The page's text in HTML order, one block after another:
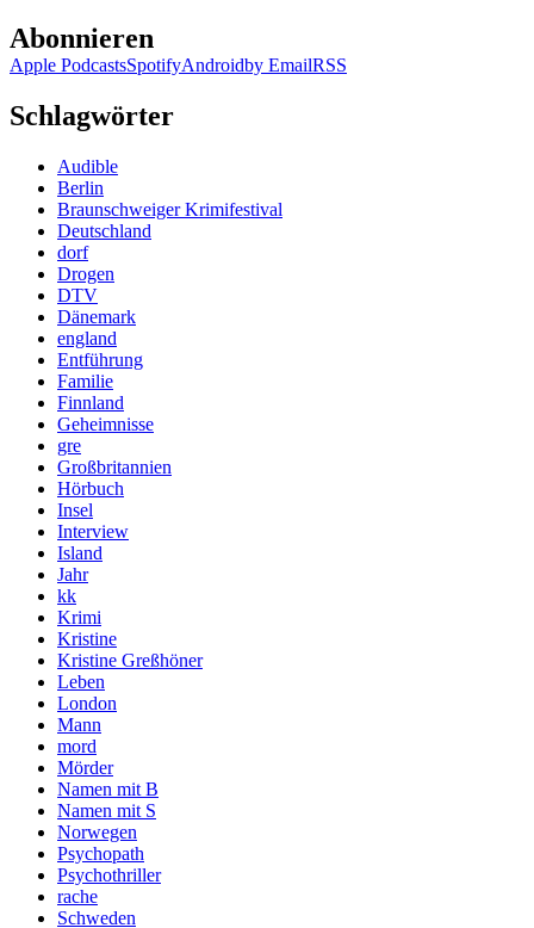
Abonnieren
Apple PodcastsSpotifyAndroidby EmailRSS
Schlagwörter
Audible
Berlin
Braunschweiger Krimifestival
Deutschland
dorf
Drogen
DTV
Dänemark
england
Entführung
Familie
Finnland
Geheimnisse
gre
Großbritannien
Hörbuch
Insel
Interview
Island
Jahr
kk
Krimi
Kristine
Kristine Greßhöner
Leben
London
Mann
mord
Mörder
Namen mit B
Namen mit S
Norwegen
Psychopath
Psychothriller
rache
Schweden